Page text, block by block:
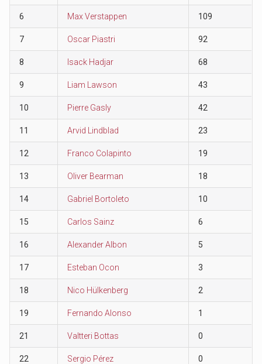
6 Max Verstappen 109
7 Oscar Piastri 92
8 Isack Hadjar 68
9 Liam Lawson 43
10 Pierre Gasly 42
11 Arvid Lindblad 23
12 Franco Colapinto 19
13 Oliver Bearman 18
14 Gabriel Bortoleto 10
15 Carlos Sainz 6
16 Alexander Albon 5
17 Esteban Ocon 3
18 Nico Hülkenberg 2
19 Fernando Alonso 1
21 Valtteri Bottas 0
22 Sergio Pérez 0